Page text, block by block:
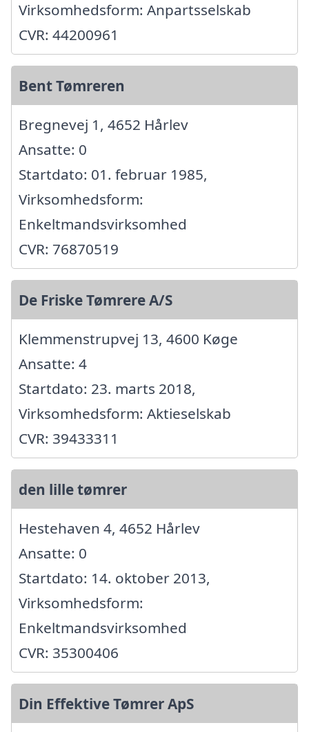
Virksomhedsform: Anpartsselskab
CVR: 44200961
Bent Tømreren
Bregnevej 1, 4652 Hårlev
Ansatte: 0
Startdato: 01. februar 1985,
Virksomhedsform:
Enkeltmandsvirksomhed
CVR: 76870519
De Friske Tømrere A/S
Klemmenstrupvej 13, 4600 Køge
Ansatte: 4
Startdato: 23. marts 2018,
Virksomhedsform: Aktieselskab
CVR: 39433311
den lille tømrer
Hestehaven 4, 4652 Hårlev
Ansatte: 0
Startdato: 14. oktober 2013,
Virksomhedsform:
Enkeltmandsvirksomhed
CVR: 35300406
Din Effektive Tømrer ApS